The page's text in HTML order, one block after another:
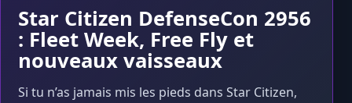
Star Citizen DefenseCon 2956
: Fleet Week, Free Fly et
nouveaux vaisseaux
Si tu n’as jamais mis les pieds dans Star Citizen,